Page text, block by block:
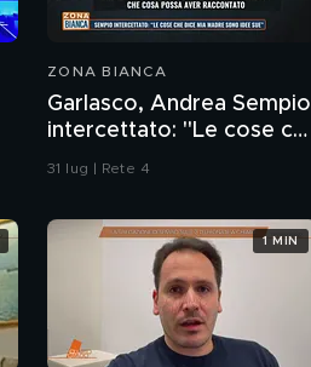
ZONA BIANCA
Garlasco, Andrea Sempio
intercettato: "Le cose che
dice mia madre sono idee
31 lug | Rete 4
1 MIN